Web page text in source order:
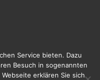
Service bieten. Dazu
Besuch in sogenannten
erklären Sie sich